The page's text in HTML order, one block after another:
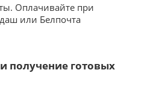
Оплачивайте при
или Белпочта
получение готовых